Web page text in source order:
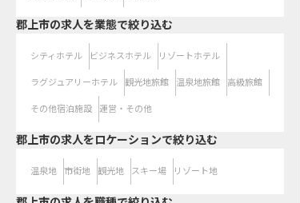
郡上市の求人を業態で絞り込む
シティホテル ビジネスホテル リゾートホテル
ラグジュアリーホテル 観光地旅館 温泉地旅館 高級旅館
その他宿泊施設 運営・その他
郡上市の求人をロケーションで絞り込む
温泉地 市街地 観光地 スキー場 リゾート地